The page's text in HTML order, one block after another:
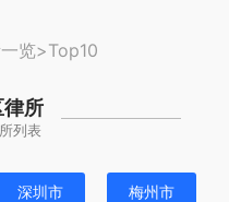
览>Top10
律所
列表
深圳市 梅州市